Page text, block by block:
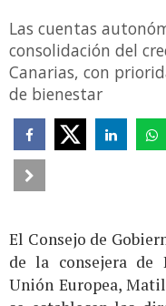
Las cuentas
consolidación del
Canarias, con
de bienestar
El Consejo de
de la consejera de
Unión Europea,